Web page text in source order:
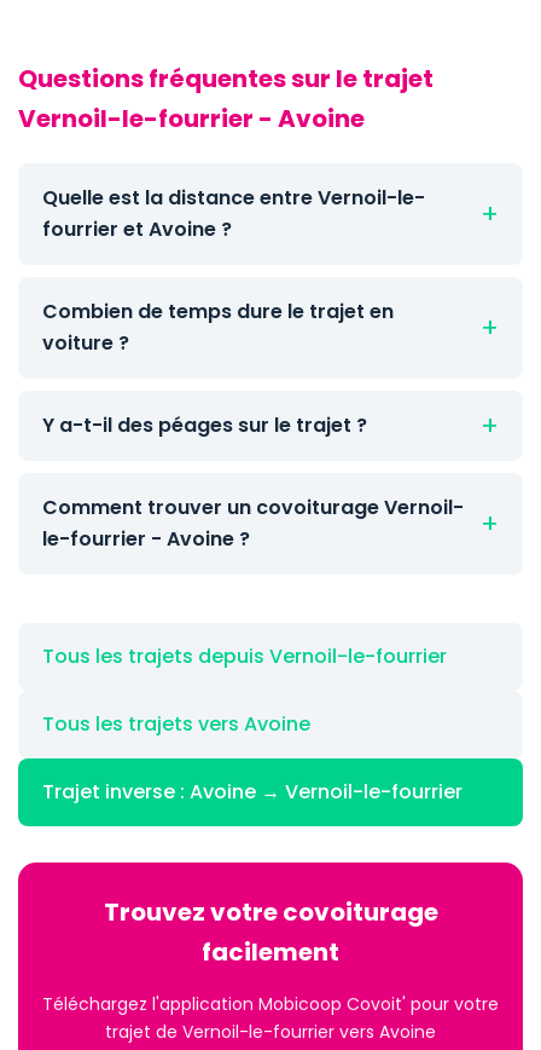
Questions fréquentes sur le trajet
Vernoil-le-fourrier - Avoine
Quelle est la distance entre Vernoil-le-
fourrier et Avoine ?
Combien de temps dure le trajet en
voiture ?
Y a-t-il des péages sur le trajet ?
Comment trouver un covoiturage Vernoil-
le-fourrier - Avoine ?
Tous les trajets depuis Vernoil-le-fourrier
Tous les trajets vers Avoine
Trajet inverse : Avoine → Vernoil-le-fourrier
Trouvez votre covoiturage
facilement
Téléchargez l'application Mobicoop Covoit' pour votre
trajet de Vernoil-le-fourrier vers Avoine